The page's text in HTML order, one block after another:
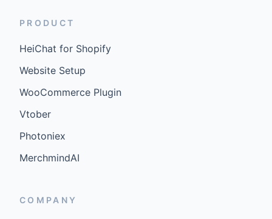
PRODUCT
HeiChat for Shopify
Website Setup
WooCommerce Plugin
Vtober
Photoniex
MerchmindAI
COMPANY